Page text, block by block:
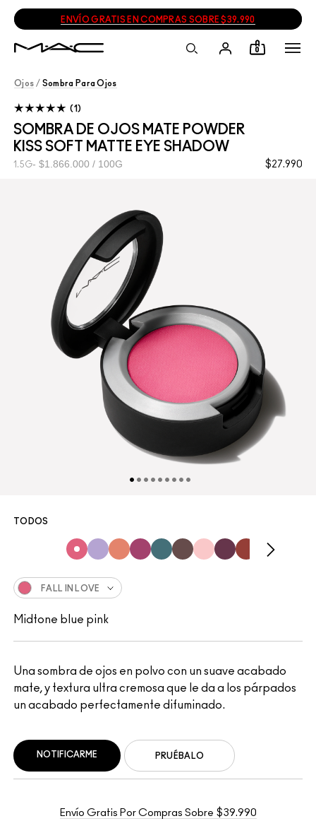
ENVÍO GRATIS EN COMPRAS SOBRE $39.990
0
Ojos / Sombra Para Ojos
SOMBRA DE OJOS MATE POWDER
KISS SOFT MATTE EYE SHADOW
$27.990
1.5G $1.866.000 / 100G
1
Una sombra de ojos en polvo con un suave acabado
mate, y textura ultra cremosa que le da a los párpados
un acabado perfectamente difuminado.
TODOS
FALL IN LOVE
Midtone blue pink
PRUÉBALO
NOTIFICARME
Envío Gratis Por Compras Sobre $39.990